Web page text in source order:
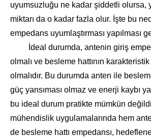
uyumsuzluğu ne kadar şiddetli olursa,
miktarı da o kadar fazla olur. İşte bu
empedans uyumlaştırması yapılması
İdeal durumda, antenin giriş
olmalı ve besleme hattının
olmalıdır. Bu durumda anten ile
güç yansıması olmaz ve enerji kaybı
bu ideal durum pratikte mümkün
mühendislik uygulamalarında hem
de besleme hattı empedansı,